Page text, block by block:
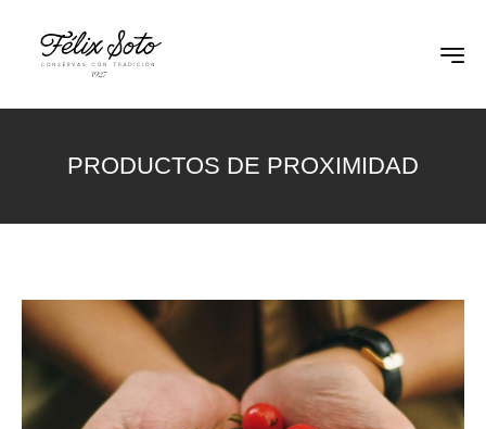
PRODUCTOS DE PROXIMIDAD